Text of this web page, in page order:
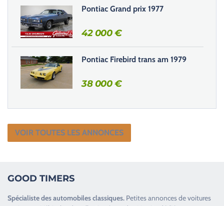
e
.
Pontiac Grand prix 1977
42 000€
Pontiac Firebird trans am 1979
38 000€
VOIR TOUTES LES ANNONCES
GOOD TIMERS
Spécialiste desautomobiles classiques. Petites annonces devoitures